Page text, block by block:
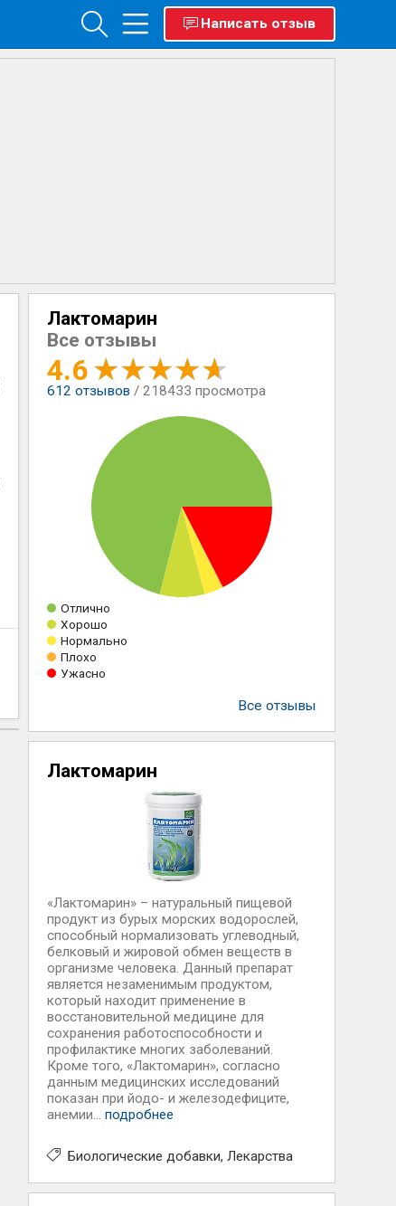
Написать отзыв
Лактомарин
Все отзывы
4.6
612 отзывов / 218433 просмотра
Отлично
Хорошо
Нормально
Плохо
Ужасно
Все отзывы
Лактомарин
«Лактомарин» – натуральный пищевой
продукт из бурых морских водорослей,
способный нормализовать углеводный,
белковый и жировой обмен веществ в
организме человека. Данный препарат
является незаменимым продуктом,
который находит применение в
восстановительной медицине для
сохранения работоспособности и
профилактике многих заболеваний.
Кроме того, «Лактомарин», согласно
данным медицинских исследований
показан при йодо- и железодефиците,
анемии... подробнее
Биологические добавки Лекарства